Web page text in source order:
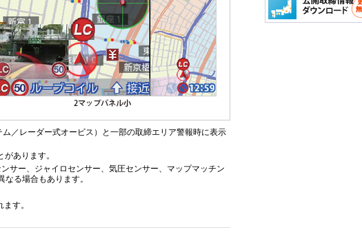
／レーダー式オービス）と一部の取締エリア警報時に表示
あります。
サー、ジャイロセンサー、気圧センサー、マップマッチン
る場合もあります。
す。